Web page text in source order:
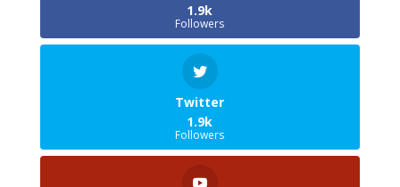
1.9k
Followers
Twitter
1.9k
Followers